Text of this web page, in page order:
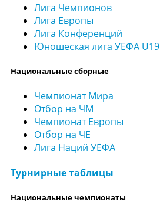
Лига Чемпионов
Лига Европы
Лига Конференций
Юношеская лига УЕФА U19
Национальные сборные
Чемпионат Мира
Отбор на ЧМ
Чемпионат Европы
Отбор на ЧЕ
Лига Наций УЕФА
Турнирные таблицы
Национальные чемпионаты